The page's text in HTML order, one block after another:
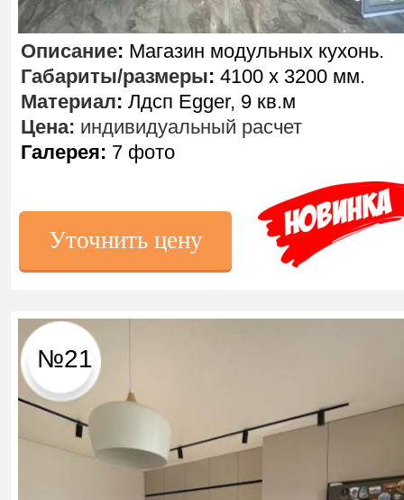
Уточнить цену
№21
Описание: Магазин модульных кухонь.
Габариты/размеры: 4100 х 3200 мм.
Материал: Лдсп Egger, 9 кв.м
Цена: индивидуальный расчет
Галерея: 7 фото